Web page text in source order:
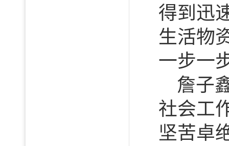
得到迅
生活物
一步一
詹子
社会工
坚苦卓